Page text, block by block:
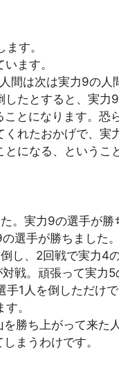
す。
ます。
間は次は実力9の人
たとすると、実力
とになります。恐
れたおかげで、実
になる、というこ
。実力9の選手が
選手が勝ちました。
し、2回戦で実力4
戦。頑張って実力5
1人を倒しただけ
。
勝ち上がって来た
まうわけです。